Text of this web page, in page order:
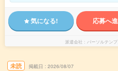
気になる! 応募へ
派遣会社 パーソルテン
未読 掲載日 2026/08/07